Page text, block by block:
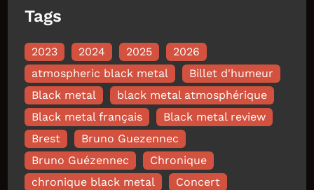
Tags
2023 2024 2025
2026
atmospheric black metal
Billet d'humeur
Black metal
black metal atmosphérique
Black metal français
Black metal review
Brest
Bruno Guezennec
Bruno Guézennec
Chronique
chronique black metal
Concert